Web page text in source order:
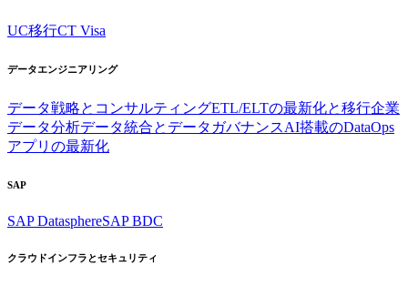
UC移行CT Visa
データエンジニアリング
データ戦略とコンサルティングETL/ELTの最新化と移行企業
データ分析データ統合とデータガバナンスAI搭載のDataOps
アプリの最新化
SAP
SAP DatasphereSAP BDC
クラウドインフラとセキュリティ